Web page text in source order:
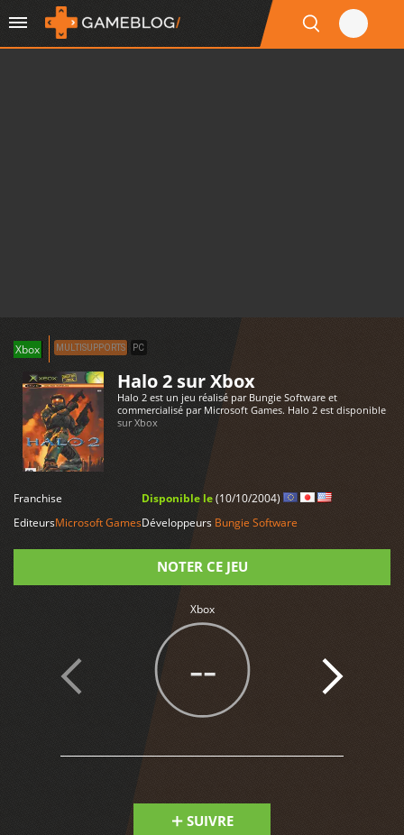
Xbox MULTISUPPORTS PC
Halo 2 sur Xbox
Halo 2 est un jeu réalisé par Bungie Software et
commercialisé par Microsoft Games. Halo 2 est disponible
sur Xbox
Franchise
EditeursMicrosoft Games
Disponible le(10/10/2004)
Développeurs Bungie Software
NOTER CE JEU
Xbox
--
SUIVRE